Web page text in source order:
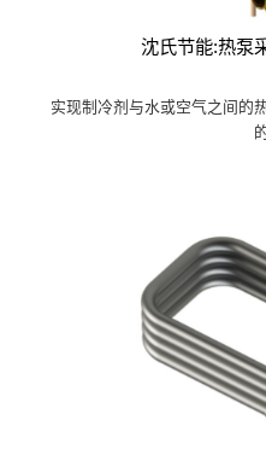
沈氏节能:热泵
实现制冷剂与水或空气之间的